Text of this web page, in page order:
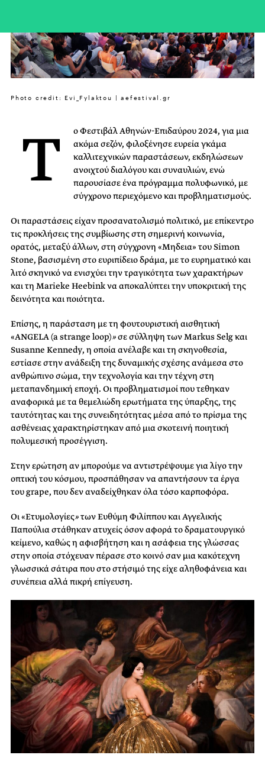
Photo credit: Evi_Fylaktou | aefestival.gr
Τ
ο Φεστιβάλ Αθηνών-Επιδαύρου 2024, για μια
ακόμα σεζόν, φιλοξένησε ευρεία γκάμα
καλλιτεχνικών παραστάσεων, εκδηλώσεων
ανοιχτού διαλόγου και συναυλιών, ενώ
παρουσίασε ένα πρόγραμμα πολυφωνικό, με
σύγχρονο περιεχόμενο και προβληματισμούς.
Οι παραστάσεις είχαν προσανατολισμό πολιτικό, με επίκεντρο
τις προκλήσεις της συμβίωσης στη σημερινή κοινωνία,
ορατός, μεταξύ άλλων, στη σύγχρονη «Μηδεια» του Simon
Stone, βασισμένη στο ευριπίδειο δράμα, με το ευρηματικό και
λιτό σκηνικό να ενισχύει την τραγικότητα των χαρακτήρων
και τη Marieke Heebink να αποκαλύπτει την υποκριτική της
δεινότητα και ποιότητα.
Επίσης, η παράσταση με τη φουτουριστική αισθητική
«ANGELA (a strange loop)»σε σύλληψη των Markus Selg και
Susanne Kennedy, η οποία ανέλαβε και τη σκηνοθεσία,
εστίασε στην ανάδειξη της δυναμικής σχέσης ανάμεσα στο
ανθρώπινο σώμα, την τεχνολογία και την τέχνη στη
μεταπανδημική εποχή. Οι προβληματισμοί που τεθηκαν
αναφορικά με τα θεμελιώδη ερωτήματα της ύπαρξης, της
ταυτότητας και της συνειδητότητας μέσα από το πρίσμα της
ασθένειας χαρακτηρίστηκαν από μια σκοτεινή ποιητική
πολυμεσική προσέγγιση.
Στην ερώτηση αν μπορούμε να αντιστρέψουμε για λίγο την
οπτική του κόσμου, προσπάθησαν να απαντήσουν τα έργα
του grape, που δεν αναδείχθηκαν όλα τόσο καρποφόρα.
Οι «Ετυμολογίες»των Ευθύμη Φιλίππου και Αγγελικής
Παπούλια στάθηκαν ατυχείς όσον αφορά το δραματουργικό
κείμενο, καθώς η αφισβήτηση και η ασάφεια της γλώσσας
στην οποία στόχευαν πέρασε στο κοινό σαν μια κακότεχνη
γλωσσικά σάτιρα που στο στήσιμό της είχε αληθοφάνεια και
συνέπεια αλλά πικρή επίγευση.